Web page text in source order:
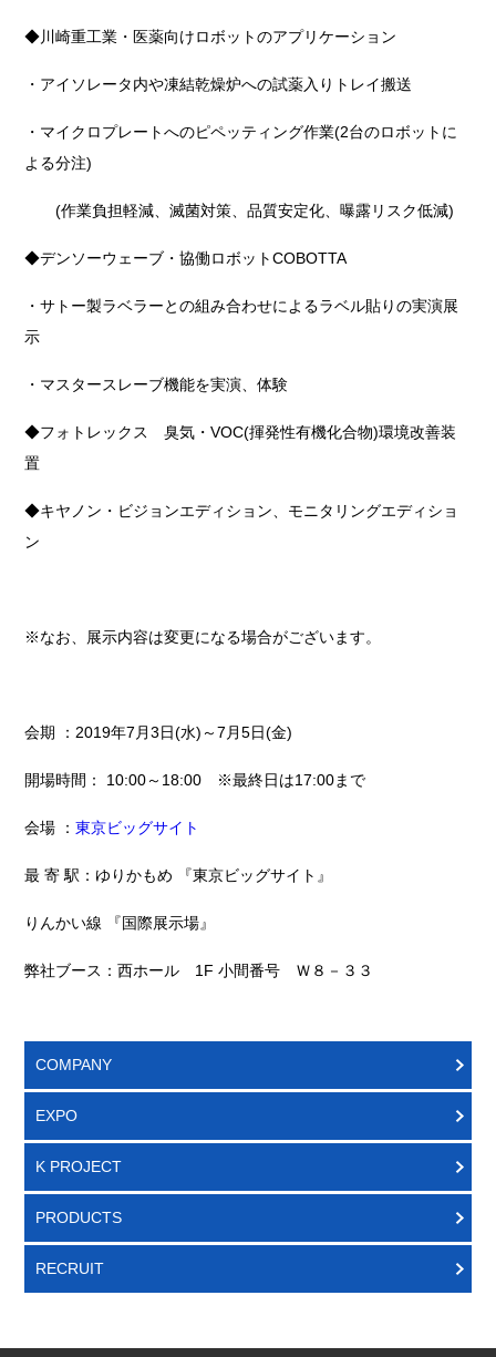
◆川崎重工業・医薬向けロボットのアプリケーション
・アイソレータ内や凍結乾燥炉への試薬入りトレイ搬送
・マイクロプレートへのピペッティング作業(2台のロボットに
よる分注)
(作業負担軽減、滅菌対策、品質安定化、曝露リスク低減)
◆デンソーウェーブ・協働ロボットCOBOTTA
・サトー製ラベラーとの組み合わせによるラベル貼りの実演展
示
・マスタースレーブ機能を実演、体験
◆フォトレックス 臭気・VOC(揮発性有機化合物)環境改善装
置
◆キヤノン・ビジョンエディション、モニタリングエディショ
ン
※なお、展示内容は変更になる場合がございます。
会期 ：2019年7月3日(水)～7月5日(金)
開場時間： 10:00～ 18:00 ※最終日は17:00まで
会場 ：東京ビッグサイト
最 寄 駅：ゆりかもめ 『東京ビッグサイト』
りんかい線 『国際展示場』
弊社ブース：西ホール 1F小間番号 Ｗ８－３３
COMPANY
EXPO
K PROJECT
PRODUCTS
RECRUIT